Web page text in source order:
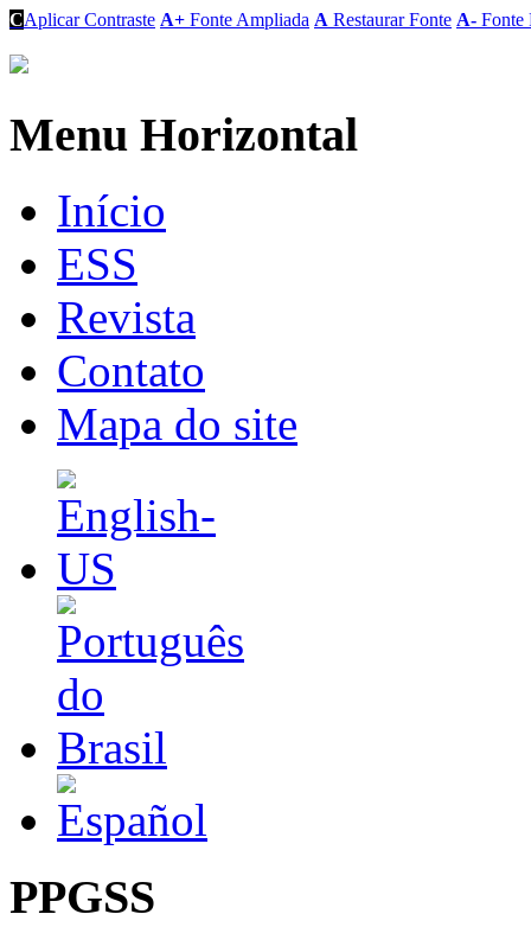
CAplicar Contraste A+ Fonte Ampliada A Restaurar Fonte A- Fonte
Menu Horizontal
Início
ESS
Revista
Contato
Mapa do site
PPGSS